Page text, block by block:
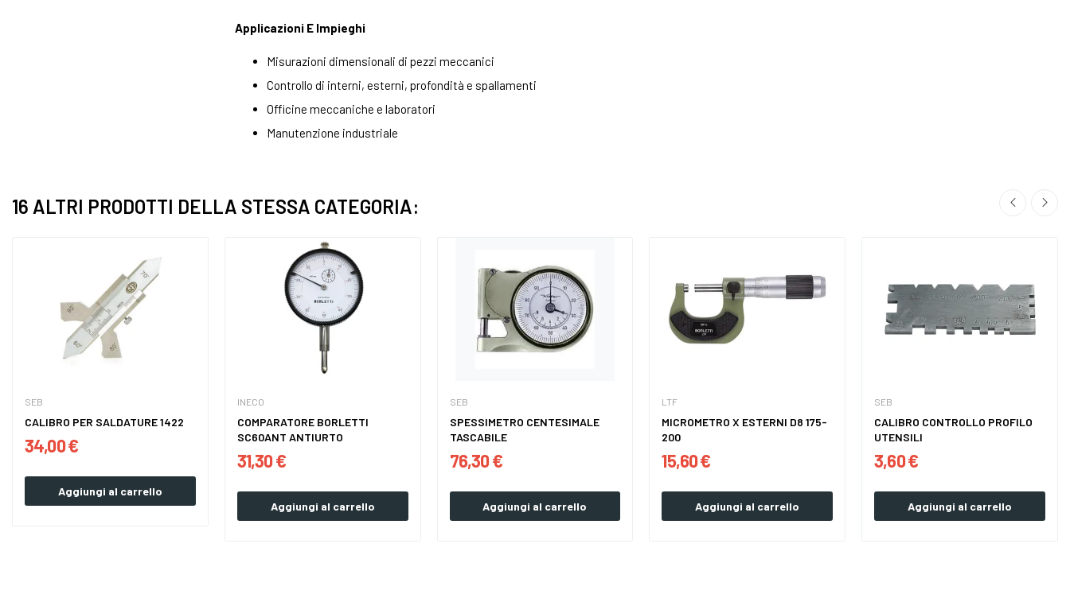
Applicazioni E Impieghi
Misurazioni dimensionali di pezzi meccanici
Controllo di interni, esterni, profondità e spallamenti
Officine meccaniche e laboratori
Manutenzione industriale
16 ALTRI PRODOTTI DELLA STESSA CATEGORIA:
SEB
CALIBRO PER SALDATURE 1422
34,00 €
Aggiungi al carrello
INECO
COMPARATORE BORLETTI
SC60ANT ANTIURTO
31,30 €
Aggiungi al carrello
SEB
SPESSIMETRO CENTESIMALE
TASCABILE
76,30 €
Aggiungi al carrello
LTF
MICROMETRO X ESTERNI D8 175-
200
15,60 €
Aggiungi al carrello
SEB
CALIBRO CONTROLLO PROFILO
UTENSILI
3,60 €
Aggiungi al carrello